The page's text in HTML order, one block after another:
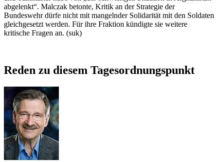
abgelenkt“. Malczak betonte, Kritik an der Strategie der
Bundeswehr dürfe nicht mit mangelnder Solidarität mit den Soldaten
gleichgesetzt werden. Für ihre Fraktion kündigte sie weitere
kritische Fragen an. (suk)
Reden zu diesem Tagesordnungspunkt